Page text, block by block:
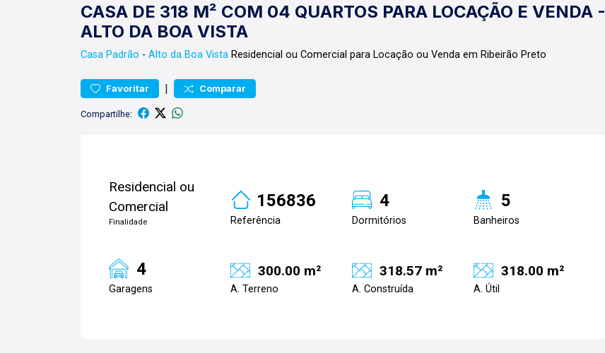
CASA DE 318 M² COM 04 QUARTOS PARA LOCAÇÃO E VENDA -
ALTO DA BOA VISTA
Casa Padrão - Alto da Boa Vista Residencial ou Comercial para Locação ou Venda em Ribeirão Preto
Favoritar | Comparar
Compartilhe:
Residencial ou
Comercial
Finalidade
156836
Referência
4
Dormitórios
5
Banheiros
4
Garagens
300.00 m²
A. Terreno
318.57 m²
A. Construída
318.00 m²
A. Útil